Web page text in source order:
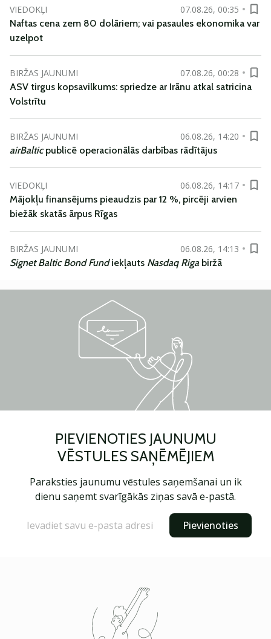
VIEDOKĻI
07.08.26, 00:35
Naftas cena zem 80 dolāriem; vai pasaules ekonomika var
uzelpot
BIRŽAS JAUNUMI
07.08.26, 00:28
ASV tirgus kopsavilkums: spriedze ar Irānu atkal satricina
Volstrītu
BIRŽAS JAUNUMI
06.08.26, 14:20
airBalticpublicē operacionālās darbības rādītājus
VIEDOKĻI
06.08.26, 14:17
Mājokļu finansējums pieaudzis par 12 %, pircēji arvien
biežāk skatās ārpus Rīgas
BIRŽAS JAUNUMI
06.08.26, 14:13
Signet Baltic Bond Fundiekļauts Nasdaq Riga biržā
PIEVIENOTIES JAUNUMU
VĒSTULES SAŅĒMĒJIEM
Paraksties jaunumu vēstules saņemšanai un ik
dienu saņemt svarīgākās ziņas savā e-pastā.
Pievienoties